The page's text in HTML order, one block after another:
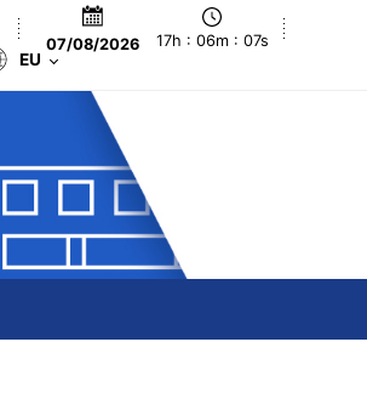
07/08/2026 17h : 06m : 08s
EU